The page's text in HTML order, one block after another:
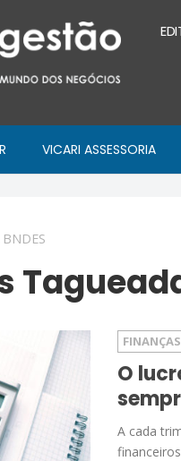
VICARI ASSESSORIA
FINANÇAS
O
A cada